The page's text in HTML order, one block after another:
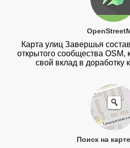
Карта улиц Завершья
открытого сообщества
свой вклад в доработку
Поиск на